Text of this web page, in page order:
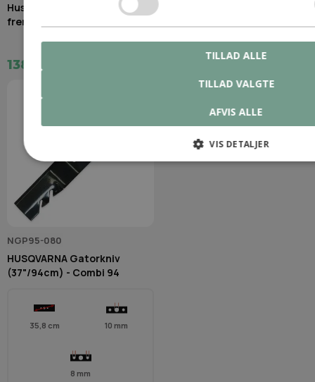
Husqvarna Pedalgummi
fremdrift
138,00 kr.
NGP95-080
HUSQVARNA Gatorkniv
(37"/94cm) - Combi 94
35,8 cm 10 mm
8 mm
TILLAD VALGTE
TILLAD ALLE
AFVIS ALLE
VIS DETALJER